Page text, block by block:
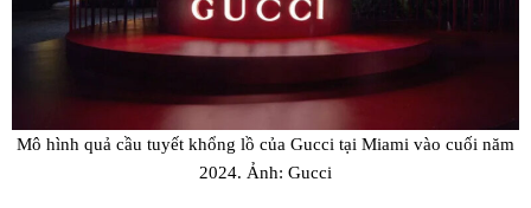
Mô hình quả cầu tuyết khổng lồ của Gucci tại Miami vào cuối năm
2024. Ảnh: Gucci